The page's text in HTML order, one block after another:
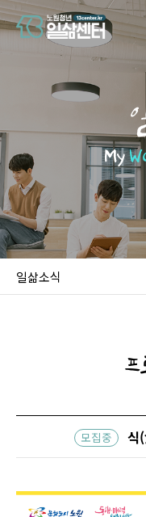
My
일삶소식
모집중 식